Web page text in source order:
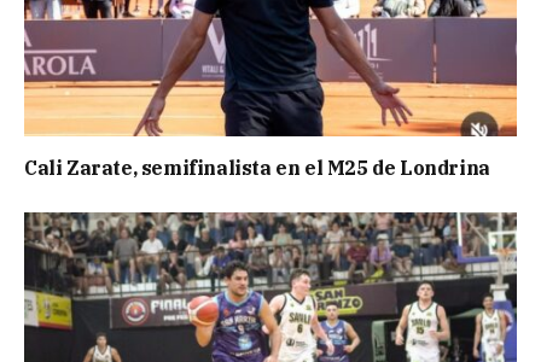
Cali Zarate, semifinalista en el M25 de Londrina